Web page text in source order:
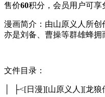
售价60积分 ，会员用户可
漫画简介：由山原义人所
亦是刘备、曹操等群雄蜂
文件目录：
│ ├<[日漫][山原义人][龙